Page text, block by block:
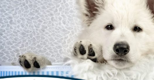
Zum Inhalt springen